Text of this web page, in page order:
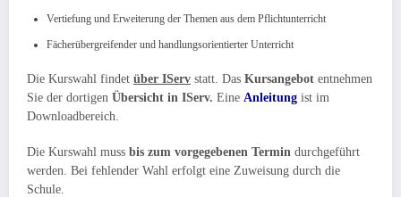
Vertiefung und Erweiterung der Themen aus dem Pflichtunterricht
Fächerübergreifender und handlungsorientierter Unterricht
Die Kurswahl findet über IServ statt. Das Kursangebot entnehmen
Sie der dortigen Übersicht in IServ. Eine Anleitung ist im
Downloadbereich.
Die Kurswahl muss bis zum vorgegebenen Termin durchgeführt
werden. Bei fehlender Wahl erfolgt eine Zuweisung durch die
Schule.